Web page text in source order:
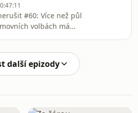
ideální kandidáty, ani
novým šéfem armády
celé záležitosti totiž
Andrej Babiš, který
#60: Více než půl
volbách má
o přibližně pět
bodů a přeskočili
Rozdíly zatím
jde nicméně o jedinou
další epizody